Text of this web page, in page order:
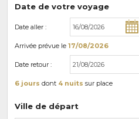
Date de votre voyage
Date aller :
Arrivée prévue le 17/08/2026
Date retour :
6 jours dont 4 nuits sur place
Ville de départ